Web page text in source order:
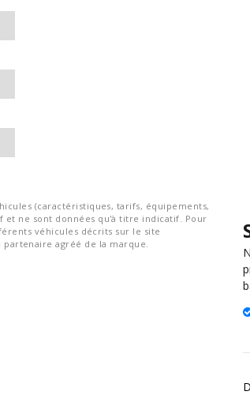
(caractéristiques, tarifs, équipements,
ne sont données qu'à titre indicatif. Pour
véhicules décrits sur le site
agréé de la marque.